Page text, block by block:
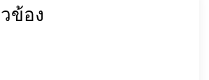
ข้อง